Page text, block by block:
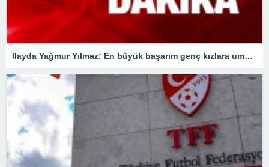
İlayda Yağmur Yılmaz: En büyük başarım genç kızlara umut olmak